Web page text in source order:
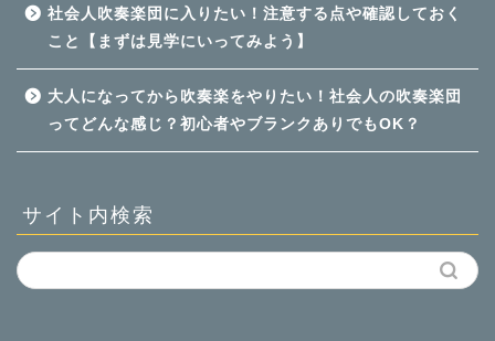
社会人吹奏楽団に入りたい！注意する点や確認しておく
こと【まずは見学にいってみよう】
大人になってから吹奏楽をやりたい！社会人の吹奏楽団
ってどんな感じ？初心者やブランクありでもOK？
サイト内検索